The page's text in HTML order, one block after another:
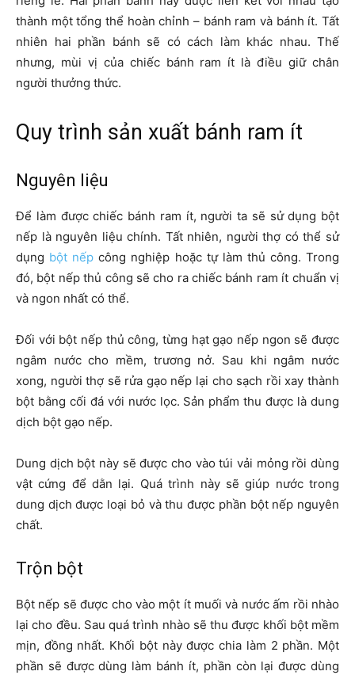
thành một tổng thể hoàn chỉnh – bánh ram và bánh ít. Tất
nhiên hai phần bánh sẽ có cách làm khác nhau. Thế
nhưng, mùi vị của chiếc bánh ram ít là điều giữ chân
người thưởng thức.
Quy trình sản xuất bánh ram ít
Nguyên liệu
Để làm được chiếc bánh ram ít, người ta sẽ sử dụng bột
nếp là nguyên liệu chính. Tất nhiên, người thợ có thể sử
dụng bột nếp công nghiệp hoặc tự làm thủ công. Trong
đó, bột nếp thủ công sẽ cho ra chiếc bánh ram ít chuẩn vị
và ngon nhất có thể.
Đối với bột nếp thủ công, từng hạt gạo nếp ngon sẽ được
ngâm nước cho mềm, trương nở. Sau khi ngâm nước
xong, người thợ sẽ rửa gạo nếp lại cho sạch rồi xay thành
bột bằng cối đá với nước lọc. Sản phẩm thu được là dung
dịch bột gạo nếp.
Dung dịch bột này sẽ được cho vào túi vải mỏng rồi dùng
vật cứng để dằn lại. Quá trình này sẽ giúp nước trong
dung dịch được loại bỏ và thu được phần bột nếp nguyên
chất.
Trộn bột
Bột nếp sẽ được cho vào một ít muối và nước ấm rồi nhào
lại cho đều. Sau quá trình nhào sẽ thu được khối bột mềm
mịn, đồng nhất. Khối bột này được chia làm 2 phần. Một
phần sẽ được dùng làm bánh ít, phần còn lại được dùng